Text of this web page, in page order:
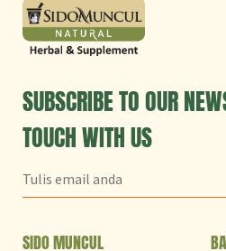
SUBSCRIBE TO OUR
TOUCH WITH US
SIDO MUNCUL